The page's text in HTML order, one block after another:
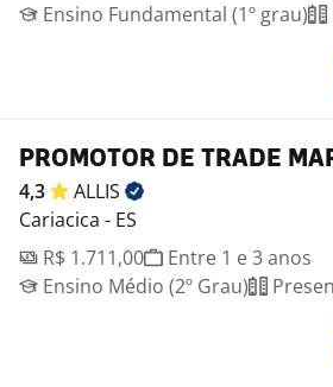
Ensino Fundamental (1º grau)
PROMOTOR DE TRADE
4,3
ALLIS
Cariacica - ES
R$ 1.711,00
Entre 1 e 3 anos
Ensino Médio (2º Grau)